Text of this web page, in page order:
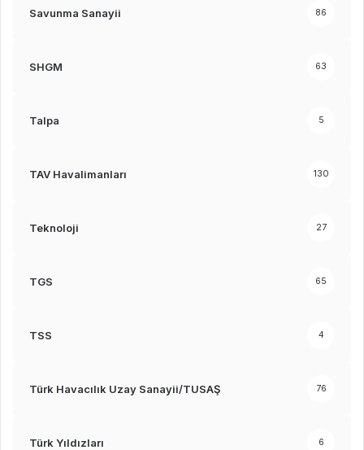
Savunma Sanayii 86
SHGM 63
Talpa 5
TAV Havalimanları 130
Teknoloji 27
TGS 65
TSS 4
Türk Havacılık Uzay Sanayii/TUSAŞ 76
Türk Yıldızları 6